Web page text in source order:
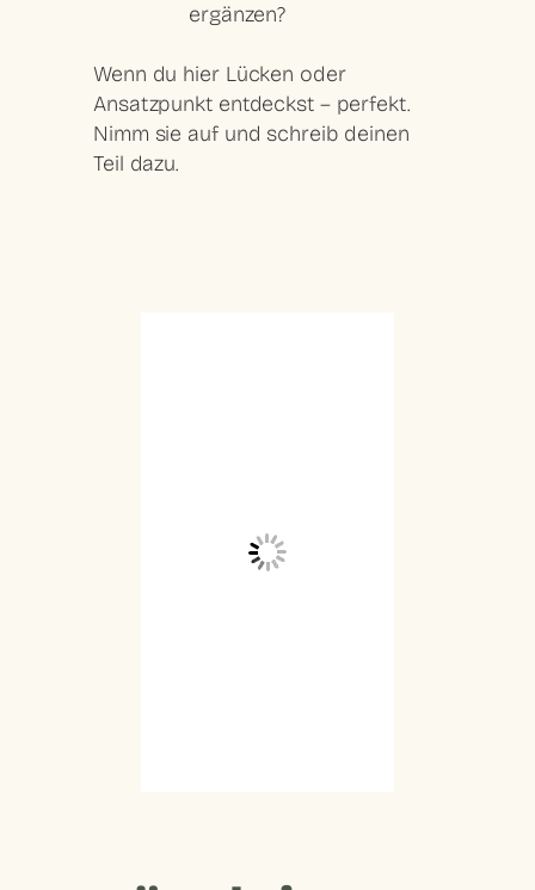
ergänzen?
Wenn du hier Lücken oder
Ansatzpunkt entdeckst – perfekt.
Nimm sie auf und schreib deinen
Teil dazu.